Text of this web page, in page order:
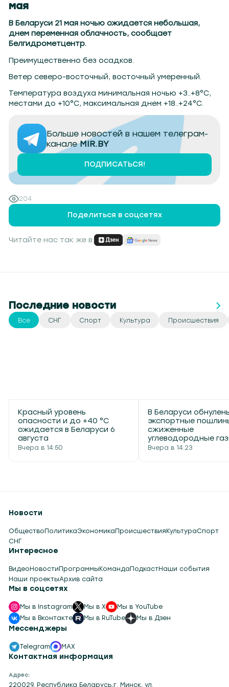
мая
В Беларуси 21 мая ночью ожидается небольшая,
днем переменная облачность, сообщает
Белгидрометцентр.
Преимущественно без осадков.
Ветер северо-восточный, восточный умеренный.
Температура воздуха минимальная ночью +3..+8°С,
местами до +10°С, максимальная днем +18..+24°С.
Больше новостей в нашем телеграм-
каналеMIR.BY
ПОДПИСАТЬСЯ!
204
Поделиться в соцсетях
Читайте нас так же в:
Последние новости
Все СНГ Спорт Культура Происшествия
Красный уровень
опасности и до +40 °С
ожидается в Беларуси 6
августа
Вчера в 14:50
В Беларуси
экспортные
сжиженные
углеводородные
Вчера в 14:23
Контактная информация
Адрес:
220029, Республика Беларусь,г. Минск, ул.
Новости
ОбществоПолитикаЭкономикаПроисшествияКультураСпорт
СНГ
Интересное
ВидеоНовостиПрограммыКомандаПодкастНаши события
Наши проектыАрхив сайта
Мы в соцсетях
Мы в Instagram Мы в X
Мы в YouTube
Мы в Вконтакте
Мы в RuTube Мы в Дзен
Мессенджеры
Telegram MAX